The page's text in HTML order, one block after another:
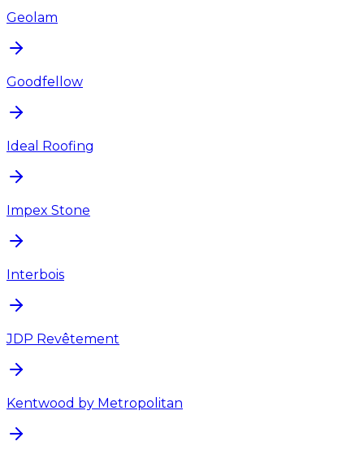
Geolam
Goodfellow
Ideal Roofing
Impex Stone
Interbois
JDP Revêtement
Kentwood by Metropolitan